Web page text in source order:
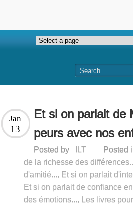
Et si on parlait de
peurs avec nos
Jan
13
Posted by ILT Posted
de la richesse des
d'amitié..., Et si on parlait
Et si on parlait de confiance
des émotions..., Les livres